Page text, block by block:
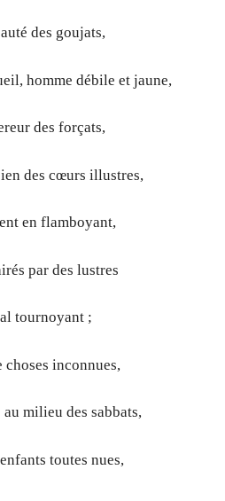
des goujats,
homme débile et jaune,
des forçats,
des cœurs illustres,
en flamboyant,
par des lustres
tournoyant ;
inconnues,
milieu des sabbats,
toutes nues,